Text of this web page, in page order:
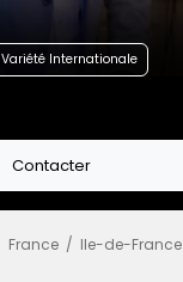
Variété Internationale
Contacter
France Ile-de-France